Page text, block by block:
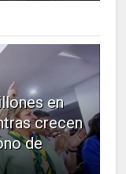
en
crecen
de